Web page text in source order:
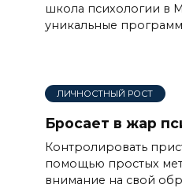
школа психологии в
уникальные
ЛИЧНОСТНЫЙ РОСТ
Бросает в жар
Контролировать
помощью простых
внимание на свой